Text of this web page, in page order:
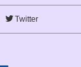
Twitter